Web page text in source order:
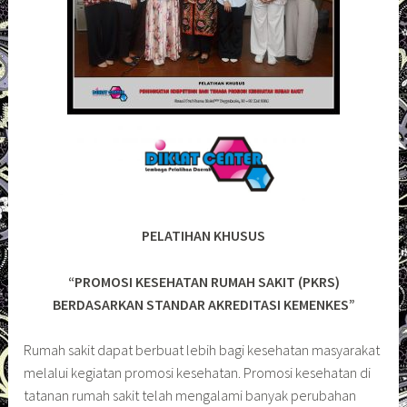
PELATIHAN KHUSUS
“PROMOSI KESEHATAN RUMAH SAKIT (PKRS)
BERDASARKAN STANDAR AKREDITASI KEMENKES”
Rumah sakit dapat berbuat lebih bagi kesehatan masyarakat
melalui kegiatan promosi kesehatan. Promosi kesehatan di
tatanan rumah sakit telah mengalami banyak perubahan